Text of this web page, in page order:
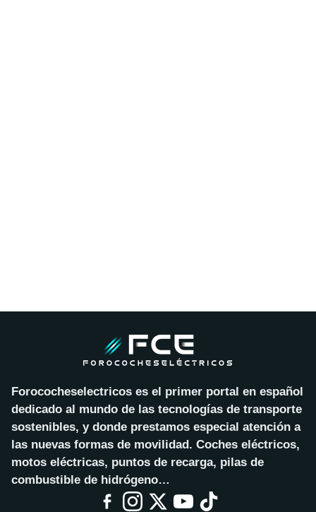
Forococheselectricos es el primer portal en español
dedicado al mundo de las tecnologías de transporte
sostenibles, y donde prestamos especial atención a
las nuevas formas de movilidad. Coches eléctricos,
motos eléctricas, puntos de recarga, pilas de
combustible de hidrógeno…